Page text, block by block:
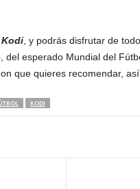
, y podrás disfrutar de
del esperado Mundial del
que quieres recomendar,
KODI